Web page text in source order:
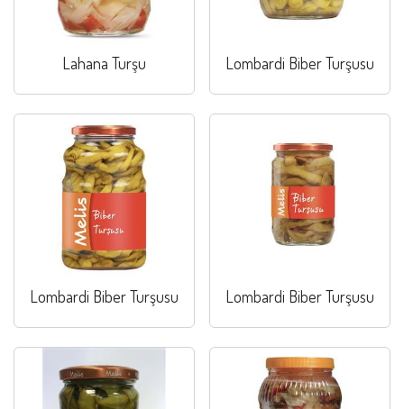
Lahana Turşu Lombardi Biber Turşusu
Lombardi Biber Turşusu Lombardi Biber Turşusu